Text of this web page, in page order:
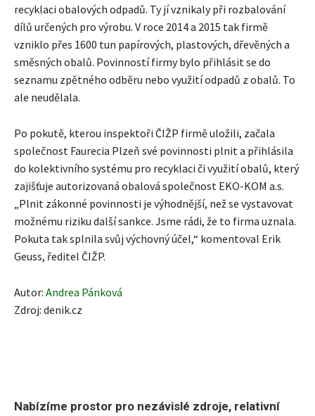
recyklaci obalových odpadů. Ty jí vznikaly při rozbalování
dílů určených pro výrobu. V roce 2014 a 2015 tak firmě
vzniklo přes 1600 tun papírových, plastových, dřevěných a
směsných obalů. Povinností firmy bylo přihlásit se do
seznamu zpětného odběru nebo využití odpadů z obalů. To
ale neudělala.
Po pokutě, kterou inspektoři ČIŽP firmě uložili, začala
společnost Faurecia Plzeň své povinnosti plnit a přihlásila
do kolektivního systému pro recyklaci či využití obalů, který
zajišťuje autorizovaná obalová společnost EKO-KOM a.s.
„Plnit zákonné povinnosti je výhodnější, než se vystavovat
možnému riziku další sankce. Jsme rádi, že to firma uznala.
Pokuta tak splnila svůj výchovný účel,“ komentoval Erik
Geuss, ředitel ČIŽP.
Autor: Andrea Pánková
Zdroj: denik.cz
Nabízíme prostor pro nezávislé zdroje, relativní